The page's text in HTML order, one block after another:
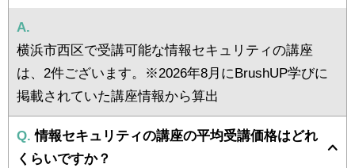
A.
横浜市西区で受講可能な情報セキュリティの講座
は、2件ございます。※2026年8月にBrushUP学びに
掲載されていた講座情報から算出
Q. 情報セキュリティの講座の平均受講価格はどれ
くらいですか？